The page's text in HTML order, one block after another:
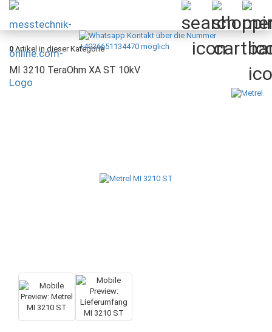
0 Artikel in dieser Kategorie
MI 3210 TeraOhm XA ST 10kV